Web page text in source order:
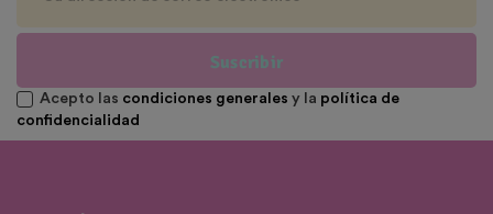
Suscribir
Acepto las condiciones generales y la política de
confidencialidad